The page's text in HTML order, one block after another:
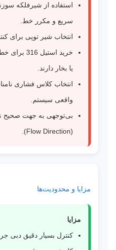
استفاده از شیرفلکه
سریع و مکرر خط.
انتخاب شیر توپی برای
خرید
یا بخار دارند.
انتخاب کلاس فشاری
واقعی سیستم.
بی‌توجهی به جهت صحیح
(Flow Direction).
مزایا و محدودیت‌ها
مزایا
کنترل بسیار دقیق دبی